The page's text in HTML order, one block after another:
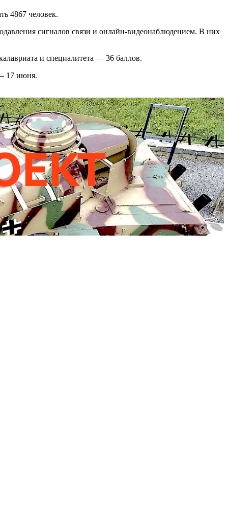
4867 человек.
сигналов связи и онлайн-видеонаблюдением. В них
и специалитета — 36 баллов.
17 июня.